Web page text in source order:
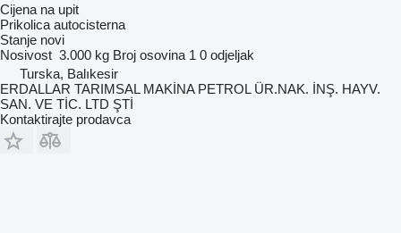
Cijena na upit
Prikolica autocisterna
Stanje novi
Nosivost 3.000 kg Broj osovina 1 0 odjeljak
Turska, Balıkesir
ERDALLAR TARIMSAL MAKİNA PETROL ÜR.NAK. İNŞ. HAYV.
SAN. VE TİC. LTD ŞTİ
Kontaktirajte prodavca